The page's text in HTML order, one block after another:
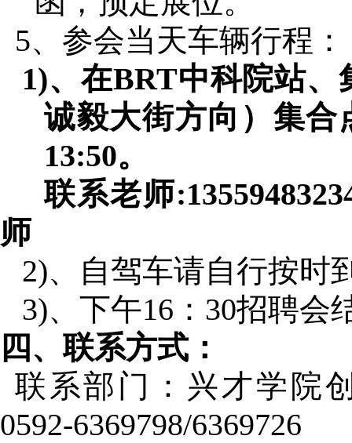
5、参会当天车辆行程：
1)、在BRT中科院站、
诚毅大街方向）集
13:50。
联系老师
师
2)、自驾车请自行按时
3)、下午16 ： 30招聘会
四、联系方式：
联系部门：兴才学院
0592-6369798/6369726